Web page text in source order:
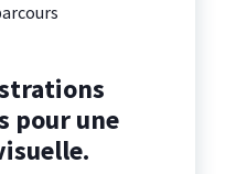
pour une